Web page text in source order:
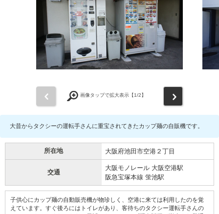
画像タップで拡大表示【1/2】
大昔からタクシーの運転手さんに重宝されてきたカップ麺の自販機です。
所在地 大阪府池田市空港２丁目
交通
大阪モノレール 大阪空港駅
阪急宝塚本線 蛍池駅
子供心にカップ麺の自動販売機が物珍しく、空港に来ては利用したのを覚
えています。すぐ後ろにはトイレがあり、客待ちのタクシー運転手さんの